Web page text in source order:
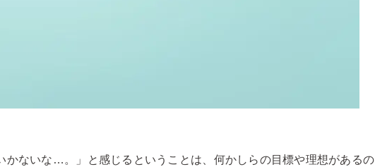
かないな…。」と感じるということは、何かしらの目標や理想があるの